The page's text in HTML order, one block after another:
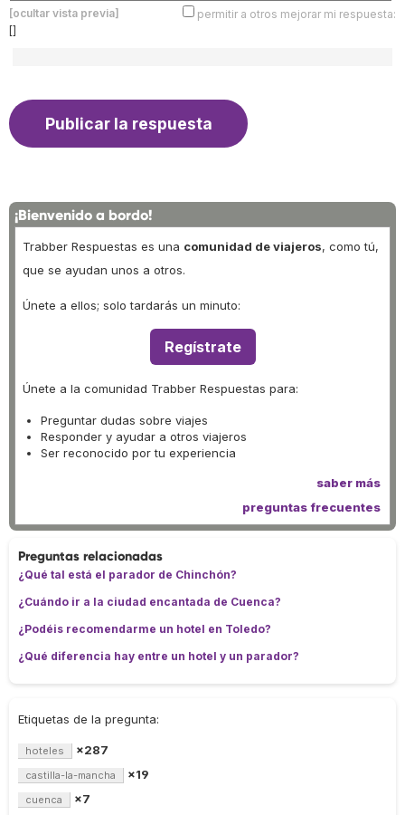
[ocultar vista previa]
permitir a otros mejorar mi respuesta:
[]
¡Bienvenido a bordo!
Trabber Respuestas es una comunidad de viajeros, como tú,
que se ayudan unos a otros.
Únete a ellos; solo tardarás un minuto:
Regístrate
Únete a la comunidad Trabber Respuestas para:
Preguntar dudas sobre viajes
Responder y ayudar a otros viajeros
Ser reconocido por tu experiencia
saber más
preguntas frecuentes
Preguntas relacionadas
¿Qué tal está el parador de Chinchón?
¿Cuándo ir a la ciudad encantada de Cuenca?
¿Podéis recomendarme un hotel en Toledo?
¿Qué diferencia hay entre un hotel y un parador?
Etiquetas de la pregunta:
hoteles ×287
castilla-la-mancha ×19
cuenca ×7